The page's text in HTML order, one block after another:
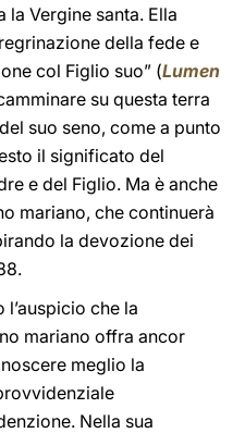
Vergine santa. Ella
della fede e
col Figlio suo” (Lumen
su questa terra
suo seno, come a punto
il significato del
e del Figlio. Ma è anche
mariano, che continuerà
la devozione dei
che la
mariano offra ancor
meglio la
Nella sua